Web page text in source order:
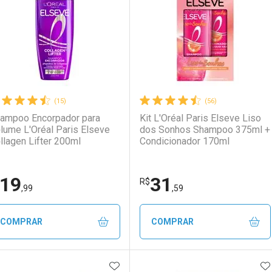
Ativar Desconto
Comprar sem Desconto
Menos
Comprar sem Desconto
Laboratório
Ativar Desconto
Comprar sem Desconto
Por Menos
Comprar sem Desconto
(15)
Encorpador para
L'Oréal Paris Elseve
Lifter 200ml
19,99
COMPRAR
FECHAR
FECHAR
(56)
Kit L'Oréal Paris Elseve Liso
dos Sonhos Shampoo 375ml +
Condicionador 170ml
R$31 ,59
COMPRAR
ADICIONAR AOS FAVORITOS